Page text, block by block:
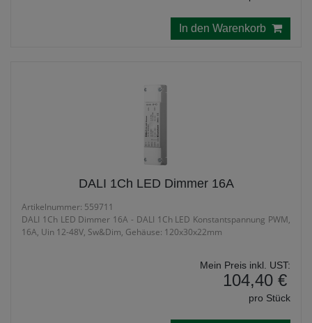
In den Warenkorb
DALI 1Ch LED Dimmer 16A
Artikelnummer: 559711
DALI 1Ch LED Dimmer 16A - DALI 1Ch LED Konstantspannung PWM,
16A, Uin 12-48V, Sw&Dim, Gehäuse: 120x30x22mm
Mein Preis inkl. UST:
104,40 €
pro Stück